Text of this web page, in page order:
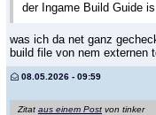
der Ingame Build Guide
was ich da net ganz
build file von nem externen
08.05.2026 - 09:59
Zitat aus einem Post von tinker